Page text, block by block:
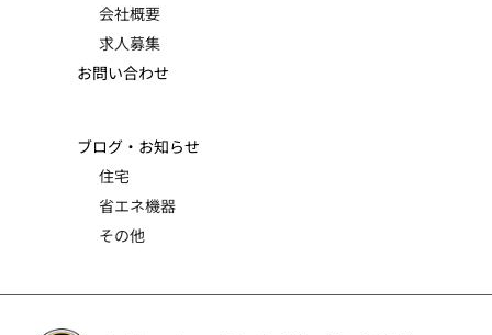
会社概要
求人募集
お問い合わせ
ブログ・お知らせ
住宅
省エネ機器
その他